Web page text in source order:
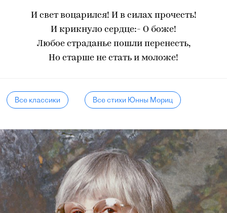
И свет воцарился! И в силах прочесть!
И крикнуло сердце:- О боже!
Любое страданье пошли перенесть,
Но старше не стать и моложе!
Все классики Все стихи Юнны Мориц